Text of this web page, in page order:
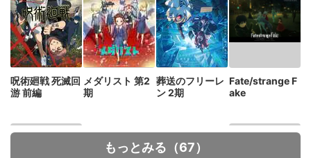
呪術廻戦 死滅回
游 前編
メダリスト 第2
期
葬送のフリーレ
ン 2期
Fate/strange F
ake
もっとみる（67）